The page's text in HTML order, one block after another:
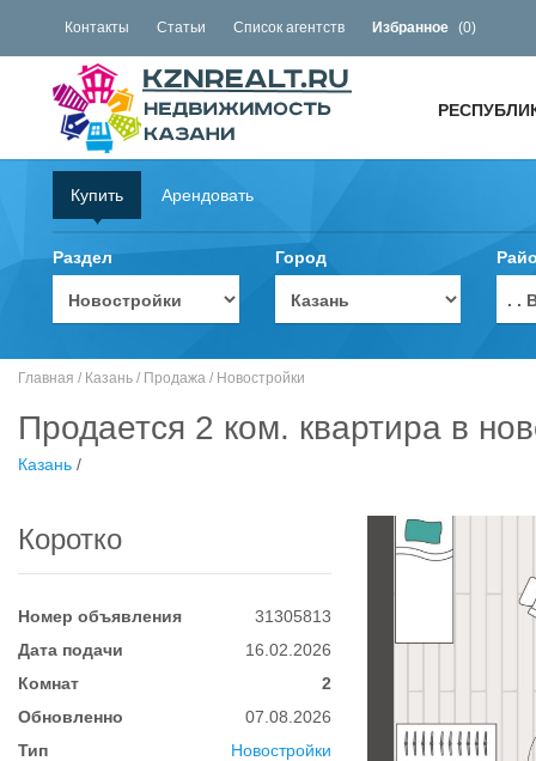
Контакты Статьи Список агентств Избранное (0)
Купить Арендовать
Раздел Город
. .
Главная / Казань / Продажа / Новостройки
Продается 2 ком. квартира в
Казань /
Коротко
Номер объявления
31305813
Дата подачи
16.02.2026
Комнат
2
Обновленно
07.08.2026
Тип
Новостройки